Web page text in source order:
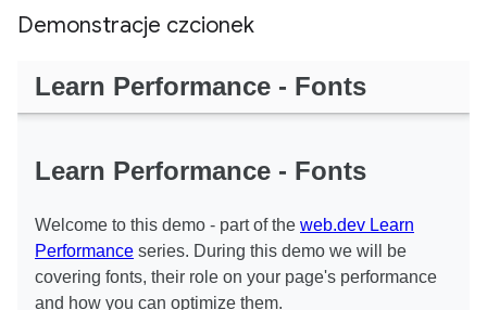
Demonstracje czcionek